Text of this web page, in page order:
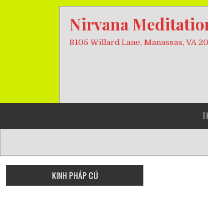
Nirvana
8105 Willard Lane, Manassas, VA
KINH PHÁP CÚ